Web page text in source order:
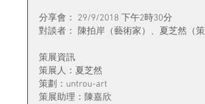
分享會： 29/9/2018 下午2時30分
對談者： 陳拍岸（藝術家）、夏芝然（策
策展資訊
策展人：夏芝然
策劃：untrou-art
策展助理：陳嘉欣